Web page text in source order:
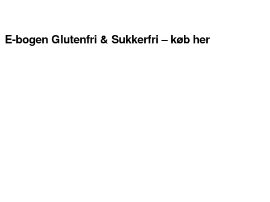
E-bogen Glutenfri & Sukkerfri – køb her